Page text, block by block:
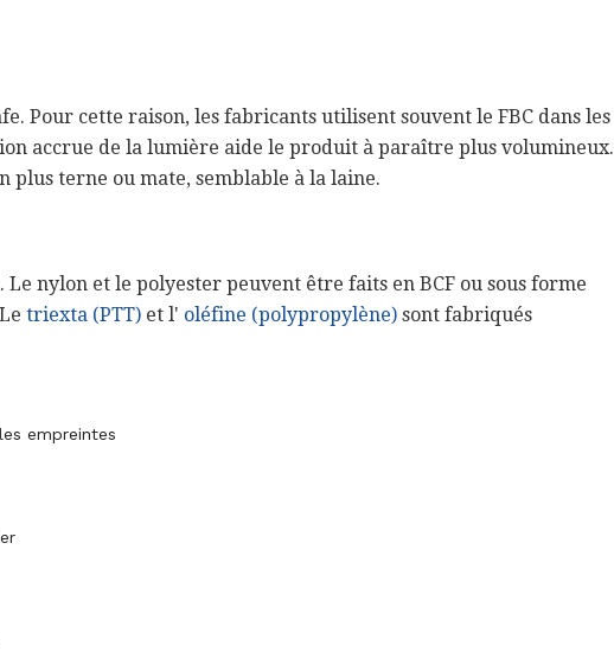
Pour cette raison, les fabricants utilisent souvent le FBC dans les
accrue de la lumière aide le produit à paraître plus volumineux.
plus terne ou mate, semblable à la laine.
nylon et le polyester peuvent être faits en BCF ou sous forme
triexta (PTT) et l' oléfine (polypropylène) sont fabriqués
empreintes